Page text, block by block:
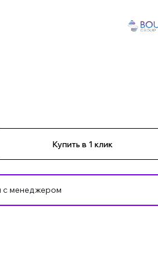
Купить в 1 клик
с менеджером